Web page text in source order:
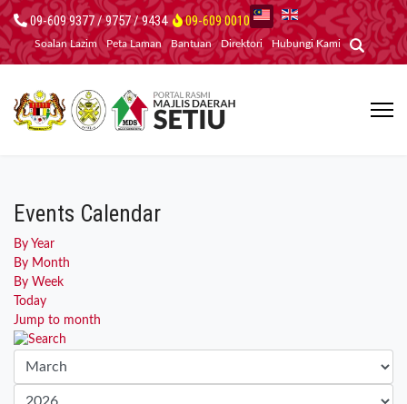
09-609 9377 / 9757 / 9434 09-609 0010
Soalan Lazim Peta Laman Bantuan Direktori Hubungi Kami
Events Calendar
By Year
By Month
By Week
Today
Jump to month